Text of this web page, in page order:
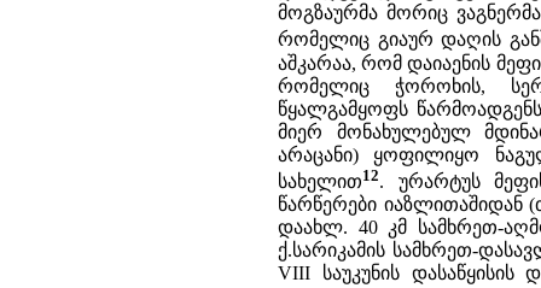
მოგზაურმა მორიც
რომელიც გიაურ დაღის
აშკარაა, რომ დაიაენის
რომელიც ჭოროხის,
წყალგამყოფს
მიერ მონახულებულ
არაცანი) ყოფილიყო
სახელით12. ურარტუს
წარწერები იაზლითაშიდან
დაახლ. 40 კმ სამხრეთ-
ქ.სარიკამის სამხრეთ-
VIII საუკუნის